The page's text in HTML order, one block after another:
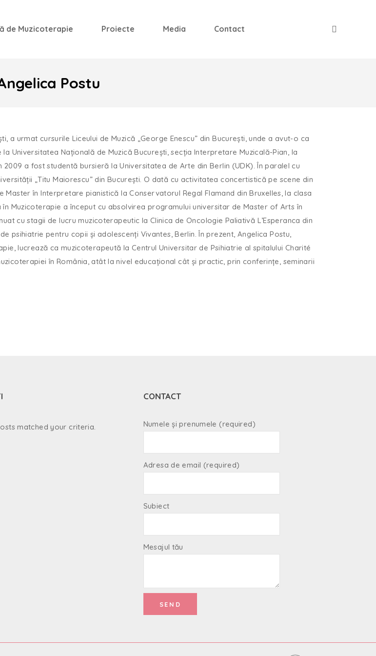
de Muzicoterapie Proiecte Media Contact
Postu
a urmat cursurile Liceului de Muzică „George Enescu” din București, unde a avut-o ca
Universitatea Națională de Muzică București, secția Interpretare Muzicală-Pian, la
2009 a fost studentă bursieră la Universitatea de Arte din Berlin (UDK). În paralel cu
„Titu Maiorescu” din București. O dată cu activitatea concertistică pe scene din
în Interpretare pianistică la Conservatorul Regal Flamand din Bruxelles, la clasa
Muzicoterapie a început cu absolvirea programului universitar de Master of Arts în
cu stagii de lucru muzicoterapeutic la Clinica de Oncologie Paliativă L’Esperanca din
psihiatrie pentru copii și adolescenți Vivantes, Berlin. În prezent, Angelica Postu,
lucrează ca muzicoterapeută la Centrul Universitar de Psihiatrie al spitalului Charité
în România, atât la nivel educațional cât și practic, prin conferințe, seminarii
matched your criteria.
CONTACT
Numele și prenumele (required)
Adresa de email (required)
Subiect
Mesajul tău